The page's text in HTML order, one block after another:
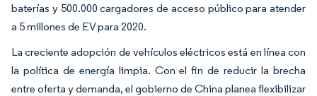
baterías y 500.000 cargadores de acceso público para atender
a 5 millones de EV para 2020.
La creciente adopción de vehículos eléctricos está en línea con
la política de energía limpia. Con el fin de reducir la brecha
entre oferta y demanda, el gobierno de China planea flexibilizar